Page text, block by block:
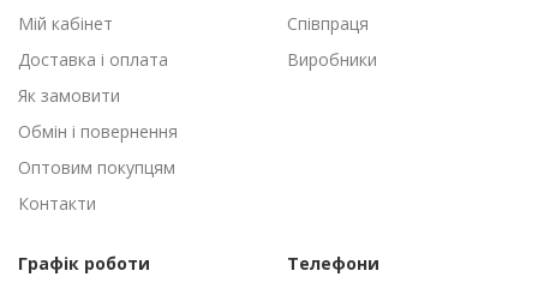
Мій кабінет
Доставка і оплата
Як замовити
Обмін і повернення
Оптовим покупцям
Контакти
Співпраця
Виробники
Графік роботи
Телефони